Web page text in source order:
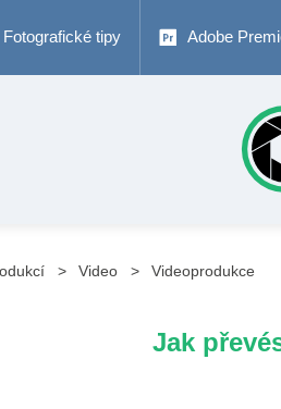
Fotografické tipy Adobe
Video Videoprodukce
Jak